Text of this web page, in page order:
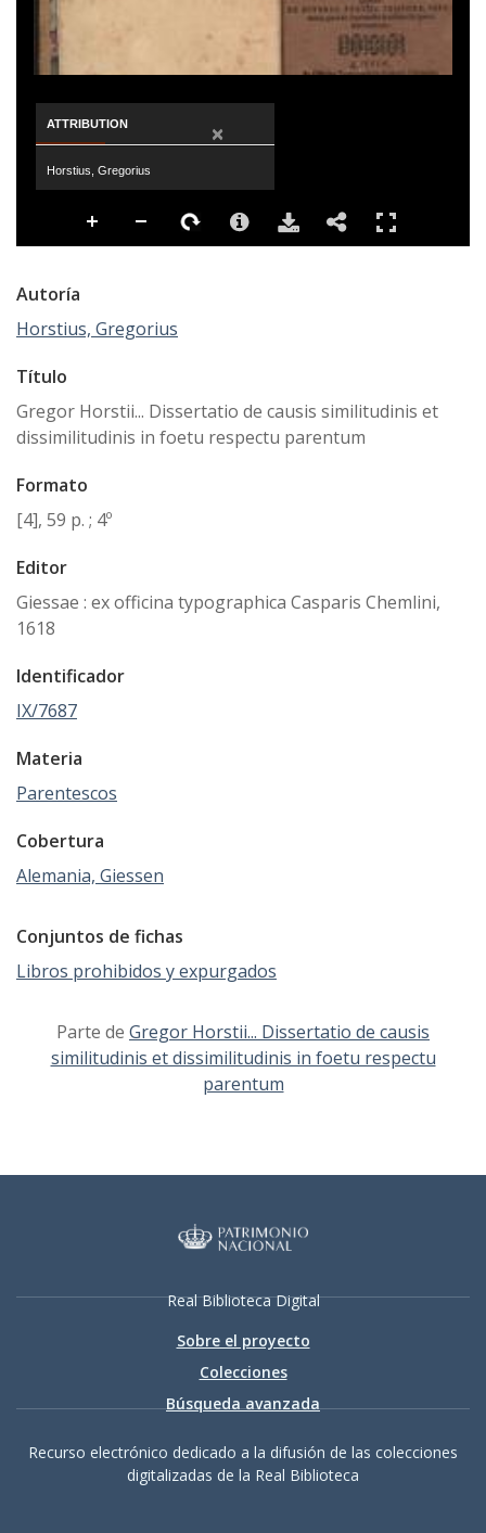
ATTRIBUTION ×
Horstius, Gregorius
Autoría
Horstius, Gregorius
Título
Gregor Horstii... Dissertatio de causis similitudinis et
dissimilitudinis in foetu respectu parentum
Formato
[4], 59 p. ; 4º
Editor
Giessae : ex officina typographica Casparis Chemlini,
1618
Identificador
IX/7687
Materia
Parentescos
Cobertura
Alemania, Giessen
Conjuntos de fichas
Libros prohibidos y expurgados
Parte de Gregor Horstii... Dissertatio de causis
similitudinis et dissimilitudinis in foetu respectu
parentum
Real Biblioteca Digital
Sobre el proyecto
Colecciones
Búsqueda avanzada
Recurso electrónico dedicado a la difusión de las colecciones
digitalizadas de la Real Biblioteca